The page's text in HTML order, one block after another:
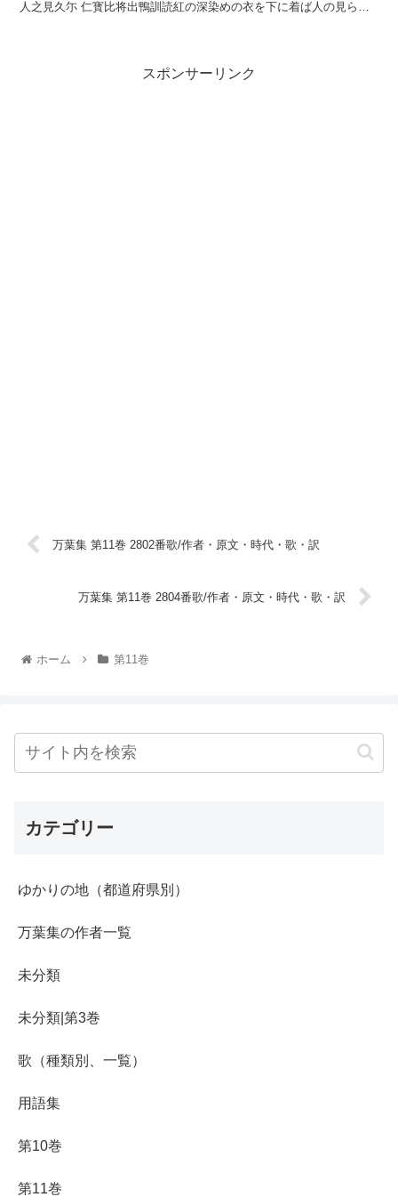
人之見久尓 仁寳比将出鴨訓読紅の深染めの衣を下に着ば人の見らく
スポンサーリンク
万葉集 第11巻 2802番歌/作者・原文・時代・歌・訳
万葉集 第11巻 2804番歌/作者・原文・時代・歌・訳
ホーム 第11巻
カテゴリー
ゆかりの地（都道府県別）
万葉集の作者一覧
未分類
未分類|第3巻
歌（種類別、一覧）
用語集
第10巻
第11巻